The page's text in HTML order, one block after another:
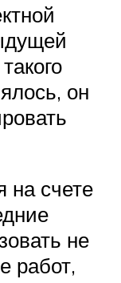
он
на счете
не
работ,